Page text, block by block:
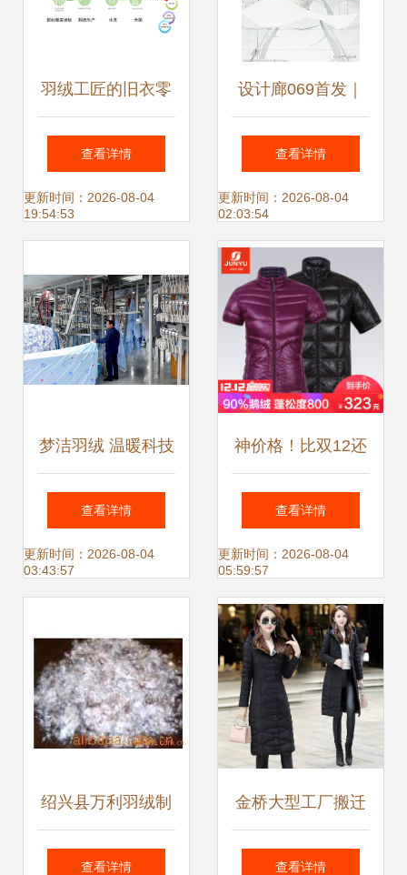
羽绒工匠的旧衣零
抛弃
查看详情
更新时间：2026-08-04
19:54:53
设计廊069首发｜
大犬建筑 工厂与零
售的共生，沉浸式
展览的试验场
查看详情
更新时间：2026-08-04
02:03:54
梦洁羽绒 温暖科技
重塑睡眠体验
查看详情
更新时间：2026-08-04
03:43:57
神价格！比双12还
低！Marmot代工厂
君羽半袖羽绒马
甲，90%鹅绒800
蓬松度仅303元
查看详情
更新时间：2026-08-04
05:59:57
绍兴县万利羽绒制
品厂 一羽之轻，承
查看详情
金桥大型工厂搬迁
清仓特卖 千余款商
查看详情